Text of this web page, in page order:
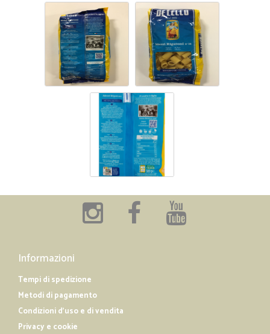
Informazioni
Tempi di spedizione
Metodi di pagamento
Condizioni d'uso e di vendita
Privacy e cookie